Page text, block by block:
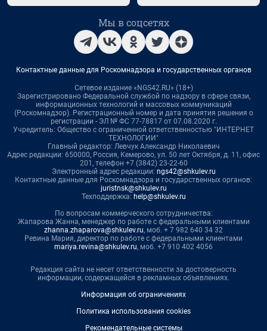
Мы в соцсетях
Контактные данные для Роскомнадзора и государственных органов
Сетевое издание «NGS42.RU» (18+)
Зарегистрировано Федеральной службой по надзору в сфере связи,
информационных технологий и массовых коммуникаций
(Роскомнадзор). Регистрационный номер и дата принятия решения о
регистрации - ЭЛ № ФС 77-78817 от 07.08.2020 г.
Учредитель: Общество с ограниченной ответственностью "ИНТЕРНЕТ
ТЕХНОЛОГИИ"
Главный редактор: Левчук Александр Николаевич
Адрес редакции: 650000, Россия, Кемерово, ул. 50 лет Октября, д. 11, офис
201, телефон +7 (3842) 23-22-60
Электронный адрес редакции: ngs42@shkulev.ru
Контактные данные для Роскомнадзора и государственных органов:
juristnsk@shkulev.ru
Техподдержка: help@shkulev.ru
По вопросам коммерческого сотрудничества:
Жапарова Жанна, менеджер по работе с федеральными клиентами
zhanna.zhaparova@shkulev.ru, моб. + 7 982 640 34 32
Ревина Мария, директор по работе с федеральными клиентами
mariya.revina@shkulev.ru, моб. +7 910 402 4056
Редакция сайта не несет ответственности за достоверность
информации, содержащейся в рекламных объявлениях.
Информация об ограничениях
Политика использования cookies
Рекомендательные системы